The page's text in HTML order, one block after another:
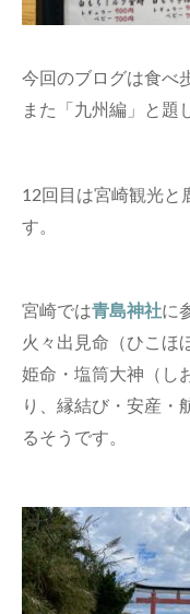
今回のブログは食べ
また「九州編」と題
12回目は宮崎観光と
す。
宮崎では青島神社に
火々出見命（ひこほ
姫命・塩筒大神（し
り、縁結び・安産・
るそうです。